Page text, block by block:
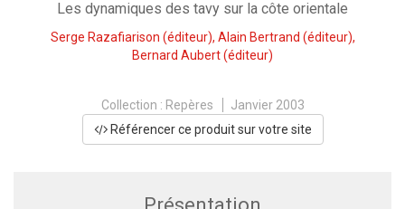
Les dynamiques des tavy sur la côte orientale
Serge Razafiarison (éditeur), Alain Bertrand (éditeur),
Bernard Aubert(éditeur)
Collection : Repères
Janvier 2003
Référencer ce produit sur votre site